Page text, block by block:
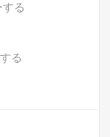
る
る